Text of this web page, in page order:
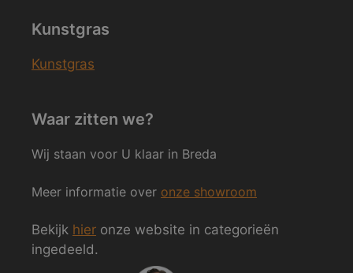
Kunstgras
Kunstgras
Waar zitten we?
Wij staan voor U klaar in Breda
Meer informatie over onze showroom
Bekijk hier onze website in categorieën
ingedeeld.